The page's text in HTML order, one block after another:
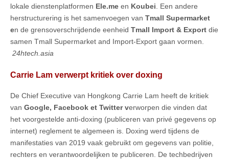
lokale dienstenplatformen Ele.me en Koubei. Een andere
herstructurering is het samenvoegen van Tmall Supermarket
en de grensoverschrijdende eenheid Tmall Import & Export die
samen Tmall Supermarket and Import-Export gaan vormen.
24htech.asia
Carrie Lam verwerpt kritiek over doxing
De Chief Executive van Hongkong Carrie Lam heeft de kritiek
van Google, Facebook et Twitter verworpen die vinden dat
het voorgestelde anti-doxing (publiceren van privé gegevens op
internet) reglement te algemeen is. Doxing werd tijdens de
manifestaties van 2019 vaak gebruikt om gegevens van politie,
rechters en verantwoordelijken te publiceren. De techbedrijven